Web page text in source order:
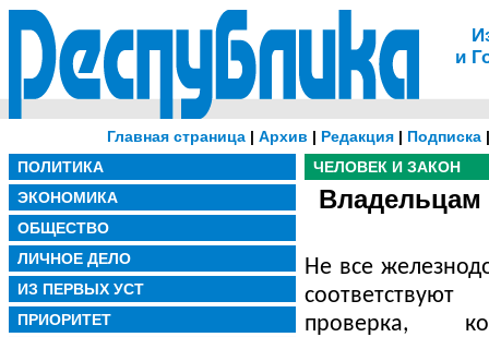
и
Главная страница | Архив | Редакция | Подписка
ПОЛИТИКА
ЭКОНОМИКА
ОБЩЕСТВО
ЛИЧНОЕ ДЕЛО
ИЗ ПЕРВЫХ УСТ
ПРИОРИТЕТ
ЧЕЛОВЕК И ЗАКОН
Владельцам
Не все
проверка,